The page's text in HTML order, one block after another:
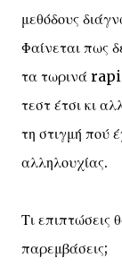
μεθόδους
Φαίνεται πως
τα τωρινά
τεστ έτσι κι
τη στιγμή πού
αλληλουχίας.
Τι επιπτώσεις
παρεμβάσεις;